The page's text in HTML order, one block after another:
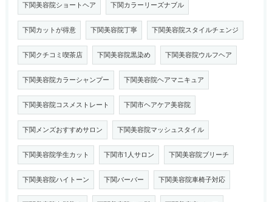
下関美容院ショートヘア 下関カラーリーズナブル
下関カットが得意 下関美容院丁寧 下関美容院スタイルチェンジ
下関クチコミ喫茶店 下関美容院黒染め 下関美容院ウルフヘア
下関美容院カラーシャンプー 下関美容院ヘアマニキュア
下関美容院コスメストレート 下関市ヘアケア美容院
下関メンズおすすめサロン 下関美容院マッシュスタイル
下関美容院学生カット 下関市1人サロン 下関美容院ブリーチ
下関美容院ハイトーン 下関バーバー 下関美容院車椅子対応